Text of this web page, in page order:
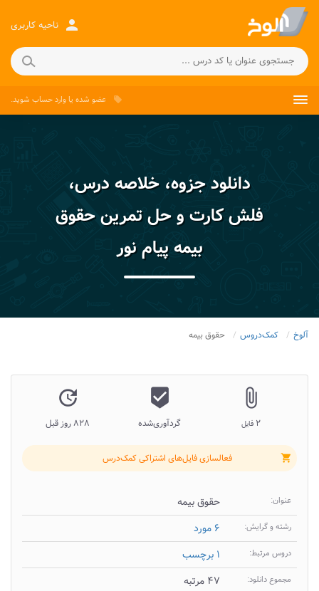
person ناحیه کاربری
local_offer عضو شده یاوارد حساب شوید.
دانلود جزوه، خلاصه درس،
فلش کارت و حل تمرین حقوق
بیمه پیام نور
آلوخ کمک‌دروس حقوق بیمه
attach_file
۲ فایل
beenhere
گردآوری‌شده
update
۸۲۸ روز قبل
shopping_cart فعالسازی فایل‌های اشتراکی کمک‌درس
عنوان: حقوق بیمه
رشته و گرایش: ۶ مورد
دروس مرتبط: ۱ برچسب
مجموع دانلود: ۴۷ مرتبه